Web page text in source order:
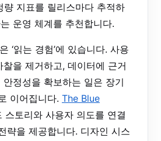
량 지표를 릴리스마다 추적하
운영 체계를 추천합니다.
‘읽는 경험’에 있습니다. 사용
을 제거하고, 데이터에 근거
정성을 확보하는 일은 장기
이어집니다. The Blue
스토리와 사용자 의도를 연결
략을 제공합니다. 디자인 시스